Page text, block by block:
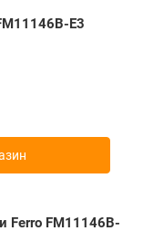
E3
Ferro FM11146B-